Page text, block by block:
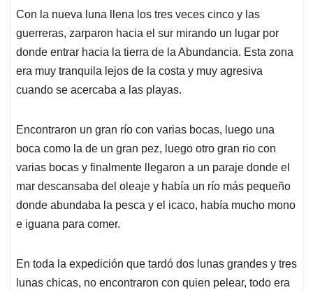
Con la nueva luna llena los tres veces cinco y las
guerreras, zarparon hacia el sur mirando un lugar por
donde entrar hacia la tierra de la Abundancia. Esta zona
era muy tranquila lejos de la costa y muy agresiva
cuando se acercaba a las playas.
Encontraron un gran río con varias bocas, luego una
boca como la de un gran pez, luego otro gran rio con
varias bocas y finalmente llegaron a un paraje donde el
mar descansaba del oleaje y había un río más pequeño
donde abundaba la pesca y el icaco, había mucho mono
e iguana para comer.
En toda la expedición que tardó dos lunas grandes y tres
lunas chicas, no encontraron con quien pelear, todo era